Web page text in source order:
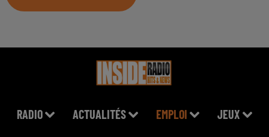
RADIO ACTUALITÉS EMPLOI JEUX